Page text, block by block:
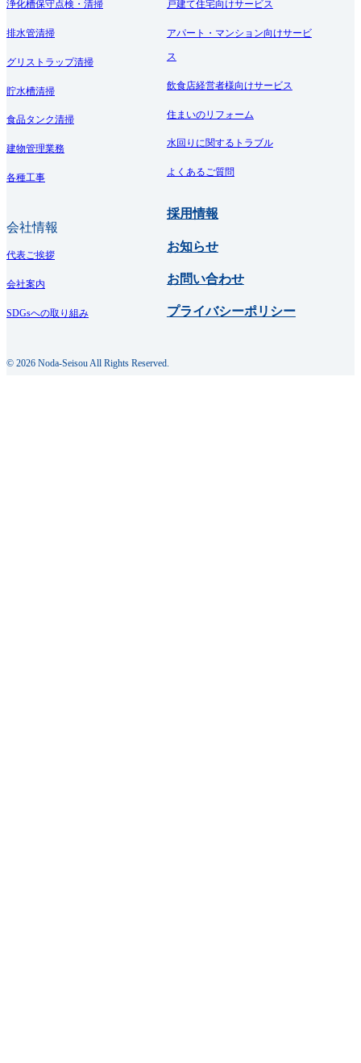
浄化槽保守点検・清掃
排水管清掃
グリストラップ清掃
貯水槽清掃
食品タンク清掃
建物管理業務
各種工事
戸建て住宅向けサービス
アパート・マンション向けサービ
ス
飲食店経営者様向けサービス
住まいのリフォーム
水回りに関するトラブル
よくあるご質問
会社情報
代表ご挨拶
会社案内
SDGsへの取り組み
採用情報
お知らせ
お問い合わせ
プライバシーポリシー
© 2026 Noda-Seisou All Rights Reserved.